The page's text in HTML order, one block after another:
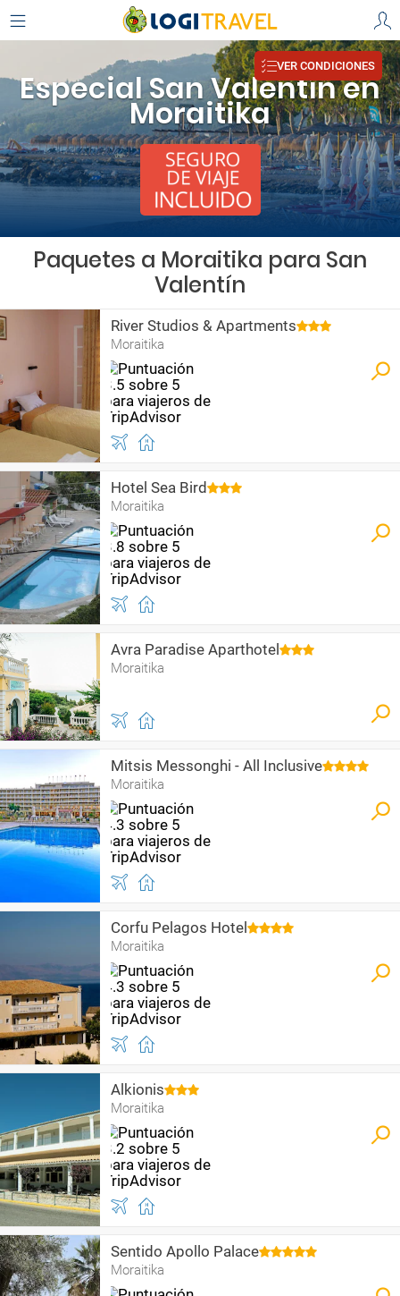
Especial San Valentín en
Moraitika
VER CONDICIONES
Paquetes a Moraitika para San
Valentín
River Studios & Apartments
Moraitika
Hotel Sea Bird
Moraitika
Avra Paradise Aparthotel
Moraitika
Mitsis Messonghi - All Inclusive
Moraitika
Corfu Pelagos Hotel
Moraitika
Alkionis
Moraitika
Sentido Apollo Palace
Moraitika